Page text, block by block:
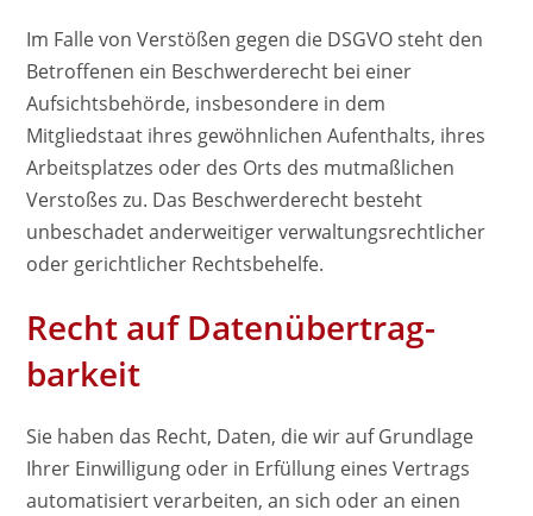
Im Falle von Verstößen gegen die DSGVO steht den
Betroffenen ein Beschwerderecht bei einer
Aufsichtsbehörde, insbesondere in dem
Mitgliedstaat ihres gewöhnlichen Aufenthalts, ihres
Arbeitsplatzes oder des Orts des mutmaßlichen
Verstoßes zu. Das Beschwerderecht besteht
unbeschadet anderweitiger verwaltungsrechtlicher
oder gerichtlicher Rechtsbehelfe.
Recht auf Daten­übertrag­
barkeit
Sie haben das Recht, Daten, die wir auf Grundlage
Ihrer Einwilligung oder in Erfüllung eines Vertrags
automatisiert verarbeiten, an sich oder an einen